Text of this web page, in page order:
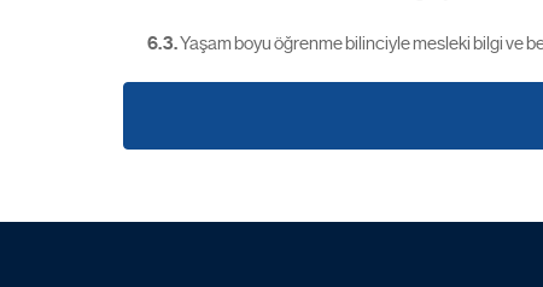
6.3.Yaşam boyu öğrenme bilinciyle mesleki bilgi ve